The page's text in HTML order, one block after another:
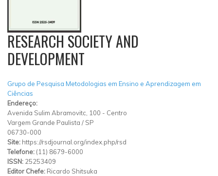
RESEARCH SOCIETY AND
DEVELOPMENT
Grupo de Pesquisa Metodologias em Ensino e Aprendizagem em
Ciências
Endereço:
Avenida Sulim Abramovitc, 100 - Centro
Vargem Grande Paulista / SP
06730-000
Site: https://rsdjournal.org/index.php/rsd
Telefone: (11) 8679-6000
ISSN: 25253409
Editor Chefe: Ricardo Shitsuka